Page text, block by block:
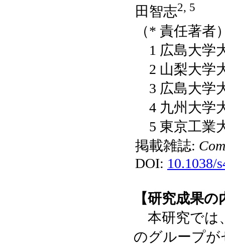
田智志2, 5
（* 責任著者
1 広島大学
2 山梨大学
3 広島大学
4 九州大学
5 東京工業
掲載雑誌:
DOI: 10.1038/
【研究成果の
本研究では
のグループが